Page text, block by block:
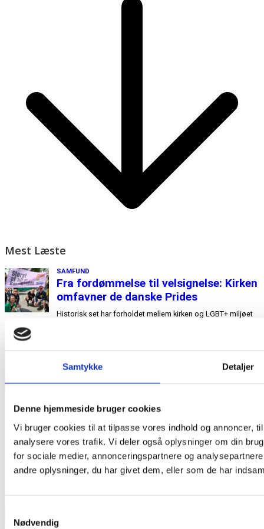
Samtykke Detaljer
Denne hjemmeside bruger cookies
Vi bruger cookies til at tilpasse vores indhold og annoncer,
analysere vores trafik. Vi deler også oplysninger om din
for sociale medier, annonceringspartnere og
andre oplysninger, du har givet dem, eller som de har
Nødvendig
Mest Læste